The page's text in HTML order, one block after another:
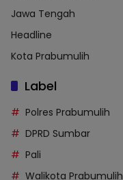
Jawa Tengah
Headline
Kota Prabumulih
Label
Polres Prabumulih
DPRD Sumbar
Pali
Walikota Prabumulih